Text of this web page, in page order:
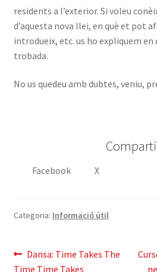
residents a l’exterior. Si voleu
d’aquesta nova llei, en què et pot
introdueix, etc. us ho expliquem
trobada.
No us quedeu amb dubtes, veniu,
Facebook X
Categoria: Informació útil
Navegació
Entrada
anterior:
Dansa: Time Takes The
Time Time Takes